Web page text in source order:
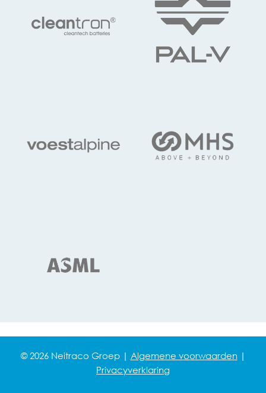
© 2026 Neitraco Groep | Algemene voorwaarden|
Privacyverklaring